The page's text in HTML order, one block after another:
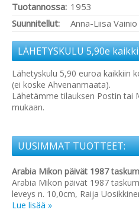
Tuotannossa: 1953
Suunnitellut:
Anna-Liisa Vainio
LÄHETYSKULU 5,90e
Lähetyskulu 5,90 euroa kaikkiin
(ei koske Ahvenanmaata).
Lähetämme tilauksen Postin tai
mukaan.
UUSIMMAT TUOTTEET:
Arabia Mikon päivät 1987
Arabia Mikon päivät 1987
leveys n. 10,0cm, Raija
Lue lisää »